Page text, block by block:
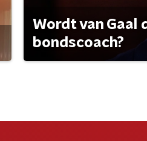
Wordt van Gaal
bondscoach?